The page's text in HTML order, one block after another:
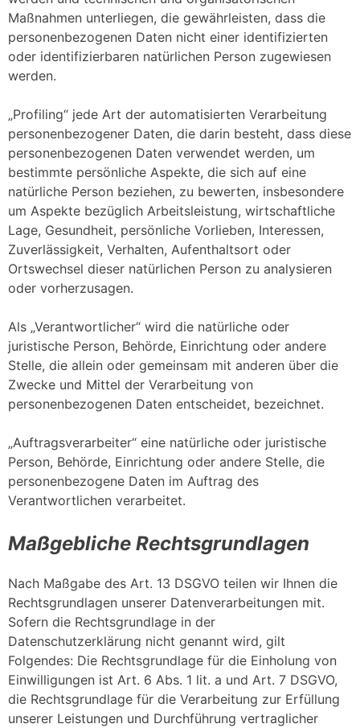
Maßnahmen unterliegen, die gewährleisten, dass die
personenbezogenen Daten nicht einer identifizierten
oder identifizierbaren natürlichen Person zugewiesen
werden.
„Profiling“ jede Art der automatisierten Verarbeitung
personenbezogener Daten, die darin besteht, dass diese
personenbezogenen Daten verwendet werden, um
bestimmte persönliche Aspekte, die sich auf eine
natürliche Person beziehen, zu bewerten, insbesondere
um Aspekte bezüglich Arbeitsleistung, wirtschaftliche
Lage, Gesundheit, persönliche Vorlieben, Interessen,
Zuverlässigkeit, Verhalten, Aufenthaltsort oder
Ortswechsel dieser natürlichen Person zu analysieren
oder vorherzusagen.
Als „Verantwortlicher“ wird die natürliche oder
juristische Person, Behörde, Einrichtung oder andere
Stelle, die allein oder gemeinsam mit anderen über die
Zwecke und Mittel der Verarbeitung von
personenbezogenen Daten entscheidet, bezeichnet.
„Auftragsverarbeiter“ eine natürliche oder juristische
Person, Behörde, Einrichtung oder andere Stelle, die
personenbezogene Daten im Auftrag des
Verantwortlichen verarbeitet.
Maßgebliche Rechtsgrundlagen
Nach Maßgabe des Art. 13 DSGVO teilen wir Ihnen die
Rechtsgrundlagen unserer Datenverarbeitungen mit.
Sofern die Rechtsgrundlage in der
Datenschutzerklärung nicht genannt wird, gilt
Folgendes: Die Rechtsgrundlage für die Einholung von
Einwilligungen ist Art. 6 Abs. 1 lit. a und Art. 7 DSGVO,
die Rechtsgrundlage für die Verarbeitung zur Erfüllung
unserer Leistungen und Durchführung vertraglicher